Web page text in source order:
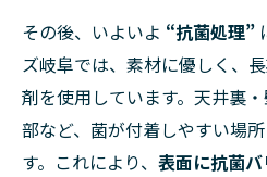
その後、いよいよ “抗菌処理”
ズ岐阜では、素材に優しく、
剤を使用しています。天井裏
部など、菌が付着しやすい場
す。これにより、 表面に抗菌